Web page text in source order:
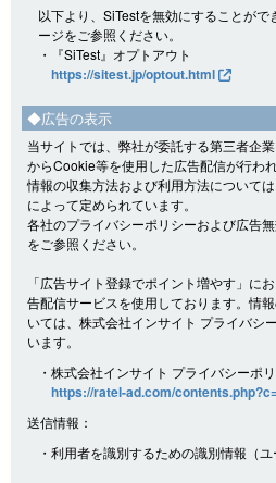
以下より、SiTestを無効にすることが
ージをご参照ください。
・『SiTest』オプトアウト
https://sitest.jp/optout.html
◆広告の表示
当サイトでは、弊社が委託する第三者企
からCookie等を使用した広告配信が行わ
情報の収集方法および利用方法について
によって定められています。
各社のプライバシーポリシーおよび広告
をご参照ください。
「広告サイト登録でポイント増やす」に
告配信サービスを使用しております。情
いては、株式会社インサイト プライバシ
います。
・株式会社インサイト プライバシーポ
https://ratel-ad.com/
送信情報：
・利用者を識別するための識別情報（ユ